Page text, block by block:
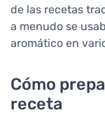
de las recetas
a menudo se
aromático en
Cómo
receta